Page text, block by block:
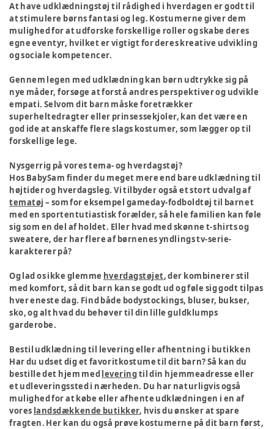
At have udklædningstøj til rådighed i hverdagen er godt til
at stimulere børns fantasi og leg. Kostumerne giver dem
mulighed for at udforske forskellige roller og skabe deres
egne eventyr, hvilket er vigtigt for deres kreative udvikling
og sociale kompetencer.
Gennem legen med udklædning kan børn udtrykke sig på
nye måder, forsøge at forstå andres perspektiver og udvikle
empati. Selvom dit barn måske foretrækker
superheltedragter eller prinsessekjoler, kan det være en
god ide at anskaffe flere slags kostumer, som lægger op til
forskellige lege.
Nysgerrig på vores tema- og hverdagstøj?
Hos BabySam finder du meget mere end bare udklædning til
højtider og hverdagsleg. Vi tilbyder også et stort udvalg af
tematøj – som for eksempel gameday-fodboldtøj til barnet
med en sportentutiastisk forælder, så hele familien kan føle
sig som en del af holdet. Eller hvad med skønne t-shirts og
sweatere, der har flere af børnenes yndlings tv-serie-
karakterer på?
Og lad os ikke glemme hverdagstøjet, der kombinerer stil
med komfort, så dit barn kan se godt ud og føle sig godt tilpas
hver eneste dag. Find både bodystockings, bluser, bukser,
sko, og alt hvad du behøver til din lille guldklumps
garderobe.
Bestil udklædning til levering eller afhentning i butikken
Har du udset dig et favoritkostume til dit barn? Så kan du
bestille det hjem medleveringtil din hjemmeadresse eller
et udleveringssted i nærheden. Du har naturligvis også
mulighed for at købe eller afhente udklædningen i en af
vores landsdækkende butikker, hvis du ønsker at spare
fragten. Her kan du også prøve kostumerne på dit barn først,